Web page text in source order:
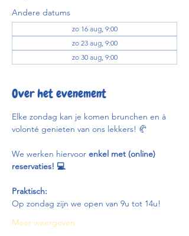
Andere datums
zo 16 aug, 9:00
zo 23 aug, 9:00
zo 30 aug, 9:00
Over het evenement
Elke zondag kan je komen brunchen en à
volonté genieten van ons lekkers! 🥐
We werken hiervoor enkel met (online)
reservaties! 💻
Praktisch:
Op zondag zijn we open van 9u tot 14u!
Meer weergeven